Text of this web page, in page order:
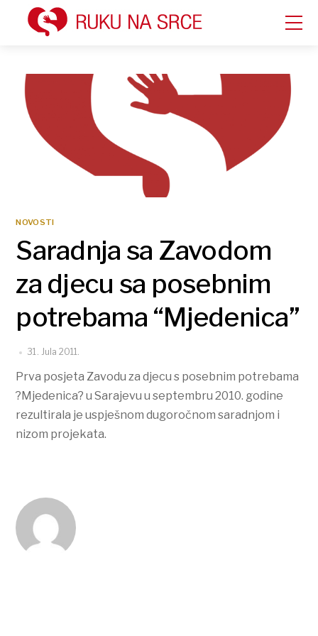
NOVOSTI
Saradnja sa Zavodom
za djecu sa posebnim
potrebama “Mjedenica”
31. Jula 2011.
Prva posjeta Zavodu za djecu s posebnim potrebama
?Mjedenica? u Sarajevu u septembru 2010. godine
rezultirala je uspješnom dugoročnom saradnjom i
nizom projekata.